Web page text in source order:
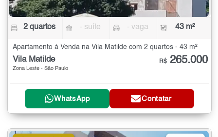
2 quartos - suíte - vaga 43 m²
Apartamento à Venda na Vila Matilde com 2 quartos - 43 m²
Vila Matilde
Zona Leste - São Paulo
R$ 265.000
WhatsApp Contatar